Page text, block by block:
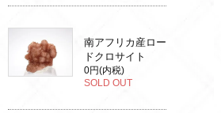
南アフリカ産ロー
ドクロサイト
0円(内税)
SOLD OUT